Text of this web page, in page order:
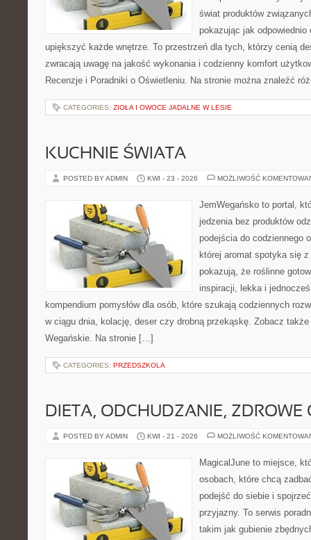
świat produktów
pokazując jak odpowiednio
upiększyć każde wnętrze. To przestrzeń dla tych, którzy cenią
zwracają uwagę na jakość wykonania i codzienny komfort
Recenzje i Poradniki o Oświetleniu. Na stronie można znaleźć
CATEGORIES: ZIOŁA I OWOCE JADALNE W LESIE
KUCHNIE ŚWIATA
POSTED BY ADMIN KWI - 23 - 2026 MOŻLIWOŚĆ
JemWegańsko to portal,
jedzenia bez produktów
podejścia do codziennego
której aromat spotyka się
pokazują, że roślinne
inspiracji, lekka i
kompendium pomysłów dla osób, które szukają codziennych
w ciągu dnia, kolację, deser czy drobną przekąskę. Zobacz
Wegańskie. Na stronie […]
CATEGORIES: PRZEDSZKOLA
DIETA, ODCHUDZANIE, ZDROWE
POSTED BY ADMIN KWI - 21 - 2026 MOŻLIWOŚĆ
MagicalJune to miejsce,
osobach, które chcą
podejść do siebie i
przyjazny. To serwis
takim jak gubienie